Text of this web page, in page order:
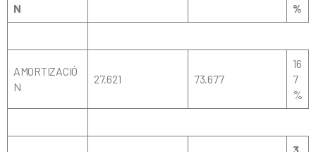
N
%
AMORTIZACIÓ
N
27.621 73.677
16
7
%
3